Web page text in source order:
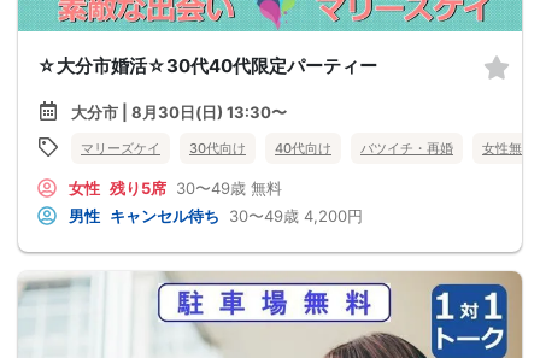
☆大分市婚活☆30代40代限定パーティー
大分市 | 8月30日(日) 13:30〜
マリーズケイ 30代向け 40代向け バツイチ・再婚 女性無料
女性 残り5席 30〜49歳 無料
男性 キャンセル待ち 30〜49歳 4,200円